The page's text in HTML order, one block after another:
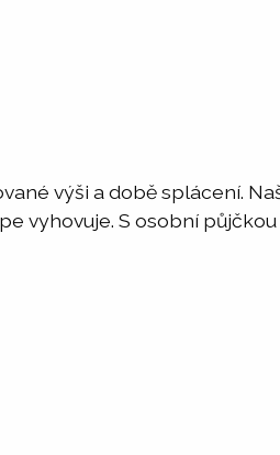
výši a době splácení.
vyhovuje. S osobní